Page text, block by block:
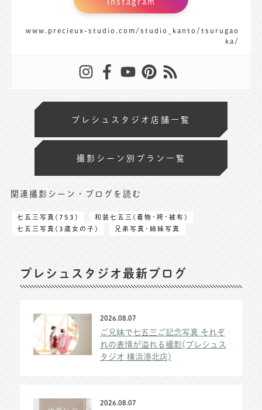
www.precieux-studio.com/studio_kanto/tsurugao
ka/
プレシュスタジオ店舗一覧
撮影シーン別プラン一覧
関連撮影シーン・ブログを読む
七五三写真(753)
和装七五三(着物･袴･被布)
七五三写真(3歳女の子)
兄弟写真･姉妹写真
プレシュスタジオ最新ブログ
2026.08.07
ご兄妹で七五三ご記念写真 それぞ
れの表情が溢れる撮影(プレシュス
タジオ 横浜港北店)
2026.08.07